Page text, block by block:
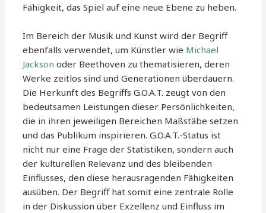
Fähigkeit, das Spiel auf eine neue Ebene zu heben.
Im Bereich der Musik und Kunst wird der Begriff
ebenfalls verwendet, um Künstler wie Michael
Jackson oder Beethoven zu thematisieren, deren
Werke zeitlos sind und Generationen überdauern.
Die Herkunft des Begriffs G.O.A.T. zeugt von den
bedeutsamen Leistungen dieser Persönlichkeiten,
die in ihren jeweiligen Bereichen Maßstäbe setzen
und das Publikum inspirieren. G.O.A.T.-Status ist
nicht nur eine Frage der Statistiken, sondern auch
der kulturellen Relevanz und des bleibenden
Einflusses, den diese herausragenden Fähigkeiten
ausüben. Der Begriff hat somit eine zentrale Rolle
in der Diskussion über Exzellenz und Einfluss im